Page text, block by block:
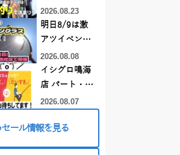
釣りデビュー
2026.08.23
明日8/9は激
アツイベント
日！！！～オ
ーダー偏光グ
ラス受注会～
2026.08.08
イシグロ鳴海
店 パート・ア
ルバイトスタ
募集中！
2026.08.07
セール情報を見る